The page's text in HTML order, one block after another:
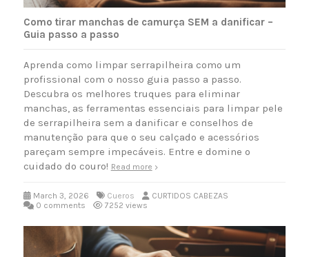
Como tirar manchas de camurça SEM a danificar –
Guia passo a passo
Aprenda como limpar serrapilheira como um
profissional com o nosso guia passo a passo.
Descubra os melhores truques para eliminar
manchas, as ferramentas essenciais para limpar pele
de serrapilheira sem a danificar e conselhos de
manutenção para que o seu calçado e acessórios
pareçam sempre impecáveis. Entre e domine o
cuidado do couro! Read more
March 3, 2026 Cueros
CURTIDOS CABEZAS
0 comments
7252 views